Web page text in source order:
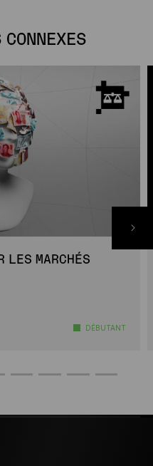
CONNEXES
LES MARCHÉS
DÉBUTANT